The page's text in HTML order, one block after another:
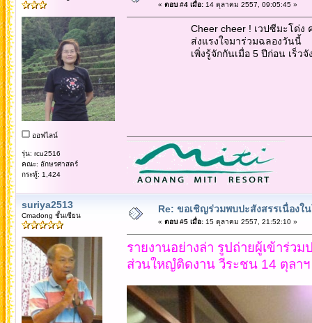
ออฟไลน์
รุ่น: rcu2516
คณะ: อักษรศาสตร์
กระทู้: 1,424
« ตอบ #4 เมื่อ:14 ตุลาคม 2557, 09:05:45 »
Cheer cheer ! เวปซีมะโด่ง ค
ส่งแรงใจมาร่วมฉลองวันนี้
เพิ่งรู้จักกันเมื่อ 5 ปีก่อน เร็วจั
suriya2513
Cmadong ชั้นเซียน
Re: ขอเชิญร่วมพบปะสังสรรเนื่องใ
« ตอบ #5 เมื่อ:15 ตุลาคม 2557, 21:52:10 »
รายงานอย่างล่า รูปถ่ายผู้เข้าร่วม
ส่วนใหญํติดงาน วีระชน 14 ตุลาฯ